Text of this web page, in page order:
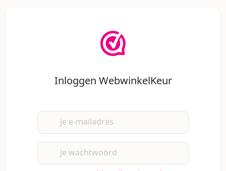
Inloggen WebwinkelKeur
je e-mailadres
je wachtwoord